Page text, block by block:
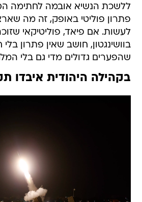
ללשכת הנשיא אובמה לחתימה
פתרון פוליטי באופק, זה מה
לעשות. אם פיאד, פוליטיקאי
בוושינגטון, חושב שאין פתרון בלי
שהפערים גדולים מדי גם בלי
בקהילה היהודית איבדו